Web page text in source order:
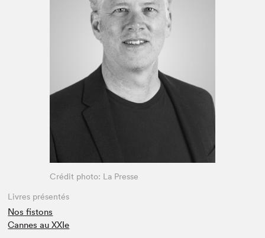
Espace médias
Crédit photo: La Presse
Livres présentés
Nos fistons
Cannes au XXIe